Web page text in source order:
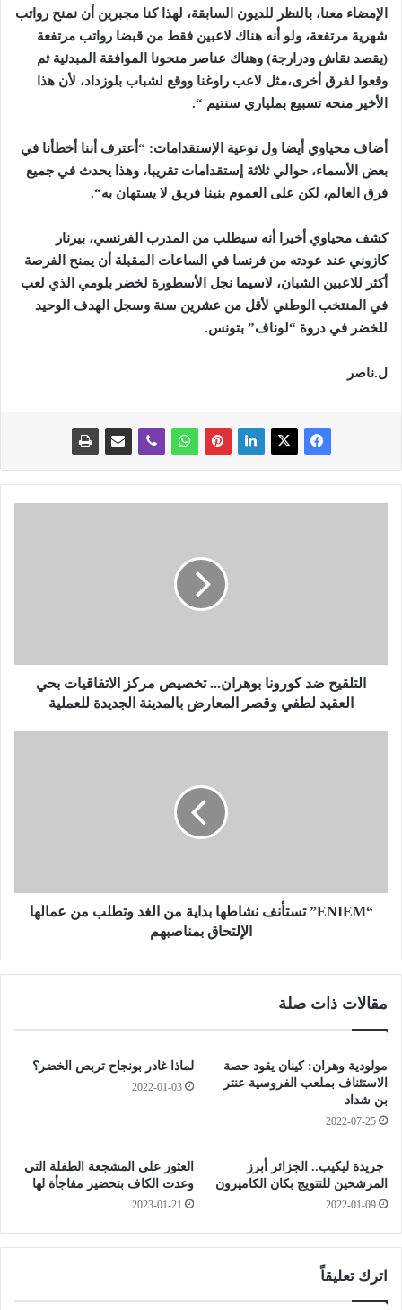
الإمضاء معنا، بالنظر للديون السابقة، لهذا كنا مجبرين أن نمنح رواتب
شهرية مرتفعة، ولو أنه هناك لاعبين فقط من قبضا رواتب مرتفعة
(يقصد نقاش ودرارجة) وهناك عناصر منحونا الموافقة المبدئية ثم
وقعوا
لفرق أخرى،مثل لاعب راوغنا ووقع لشباب بلوزداد، لأن هذا
الأخير منحه تسبيع بملياري سنتيم “.
أضاف محياوي أيضا ول نوعية الإستقدامات: “ أعترف أننا أخطأنا في
بعض
الأسماء، حوالي ثلاثة إستقدامات تقريبا، وهذا يحدث في جميع
فرق العالم، لكن على العموم بنينا فريق لا يستهان به“.
كشف محياوي أخيرا أنه سيطلب من المدرب الفرنسي، بيرنار
كازوني عند عودته من فرنسا في الساعات المقبلة أن يمنح
الفرصة
أكثر للاعبين الشبان، لاسيما نجل الأسطورة لخضر بلومي الذي لعب
في
المنتخب الوطني لأقل من عشرين سنة وسجل الهدف
الوحيد
للخضر في دروة “لوناف” بتونس.
ل.ناصر
د
ن
ص
ر
ك
ز
ت
ف
ا
ق
ي
ت
التلقيح ضد كورونا بوهران... تخصيص مركز الاتفاقيات بحي
العقيد لطفي وقصر المعارض بالمدينة الجديدة للعملية
س
ش
ا
ب
د
ة
ن
ا
ل
غ
و
“ENIEM” تستأنف نشاطها بداية من الغد وتطلب من عمالها
الإلتحاق بمناصبهم
مقالات ذات صلة
مولودية وهران: كينان يقود حصة
الاستئناف بملعب الفروسية عنتر
بن شداد
2022-07-25
لماذا غادر بونجاح تربص الخضر؟
2022-01-03
جريدة ليكيب.. الجزائر أبرز
المرشحين للتتويج بكان الكاميرون
2022-01-09
العثور على المشجعة الطفلة التي
وعدت الكاف بتحضير مفاجأة لها
2023-01-21
اترك تعليقاً